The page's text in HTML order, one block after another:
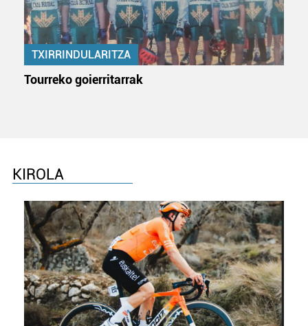
neurtzeko, jendeari buruzko informazioa biltzeko eta
produktuak garatzeko. Zure datuak nork eta zertarako
erabiltzen dituen hauta dezakezu.
interes komertzial legitimoetan babesten dira. Ikusi gure
Lortu zure datu pertsonalak prozesatzeko moduari
buruzko informazio gehiago eta ezarri zure lehentasunak
datuen atalean. Edozein unetan alda edo ken dezakezu
zure baimena Cookieen adierazpenean.
Webgune honek cookie propioak eta hirugarrenen cookie-
fitxategiak erabiltzen ditu. Zure esperientzia eta
zerbitzuak hobetzeko asmoz, cookie teknologiaz
baliatzen gara. Ohar hau onartuz gero, teknologia hori
erabiltzeko baimen esplizitua ematen diguzu.Gehiago
TXIRRINDULARITZA
Tourreko goierritarrak
KIROLA